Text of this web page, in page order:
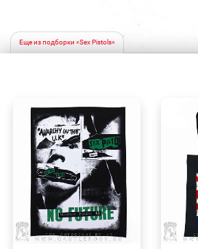
Еще из подборки «Sex Pistols»